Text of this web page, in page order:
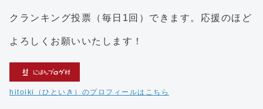
クランキング投票（毎日1回）できます。応援のほど
よろしくお願いいたします！
hitoiki（ひといき）のプロフィールはこちら